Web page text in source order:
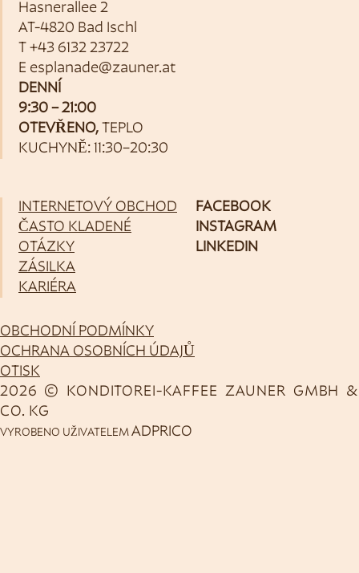
Hasnerallee 2
AT-4820 Bad Ischl
T +43 6132 23722
E esplanade@zauner.at
DENNÍ
9:30 – 21:00
OTEVŘENO, TEPLO
KUCHYNĚ: 11:30–20:30
INTERNETOVÝ OBCHOD
ČASTO KLADENÉ
OTÁZKY
ZÁSILKA
KARIÉRA
FACEBOOK
INSTAGRAM
LINKEDIN
2026 © KONDITOREI-KAFFEE ZAUNER GMBH &
CO. KG
OBCHODNÍ PODMÍNKY
OCHRANA OSOBNÍCH ÚDAJŮ
OTISK
VYROBENO UŽIVATELEM ADPRICO